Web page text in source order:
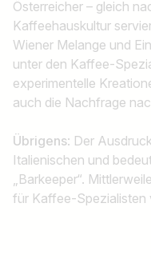
Österreicher – gleich
Kaffeehauskultur
Wiener Melange und
unter den Kaffee-
experimentelle
auch die Nachfrage
Übrigens: Der
Italienischen und
„Barkeeper“.
für Kaffee-Spezialisten